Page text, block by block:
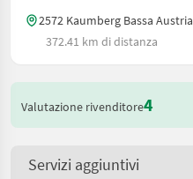
2572 Kaumberg Bassa Austria
372.41 km di distanza
Valutazione rivenditore4
Servizi aggiuntivi